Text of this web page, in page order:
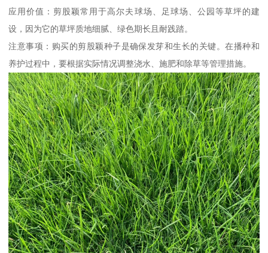
应用价值：剪股颖常用于高尔夫球场、足球场、公园等草坪的建
设，因为它的草坪质地细腻、绿色期长且耐践踏。
注意事项：购买的剪股颖种子是确保发芽和生长的关键。在播种和
养护过程中，要根据实际情况调整浇水、施肥和除草等管理措施。